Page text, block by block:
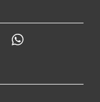
Telegram